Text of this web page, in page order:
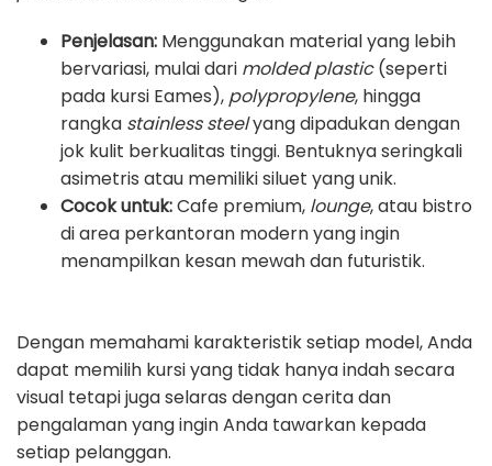
Penjelasan: Menggunakan material yang lebih
bervariasi, mulai dari molded plastic(seperti
pada kursi Eames), polypropylene, hingga
rangka stainless steelyang dipadukan dengan
jok kulit berkualitas tinggi. Bentuknya seringkali
asimetris atau memiliki siluet yang unik.
Cocok untuk:Cafe premium, lounge, atau bistro
di area perkantoran modern yang ingin
menampilkan kesan mewah dan futuristik.
Dengan memahami karakteristik setiap model, Anda
dapat memilih kursi yang tidak hanya indah secara
visual tetapi juga selaras dengan cerita dan
pengalaman yang ingin Anda tawarkan kepada
setiap pelanggan.